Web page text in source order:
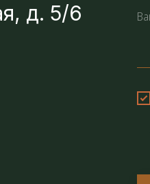
д. 5/6